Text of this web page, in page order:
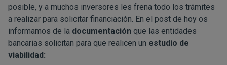
posible, y a muchos inversores les frena todo los trámites
a realizar para solicitar financiación. En el post de hoy os
informamos de la documentación que las entidades
bancarias solicitan para que realicen un estudio de
viabilidad: